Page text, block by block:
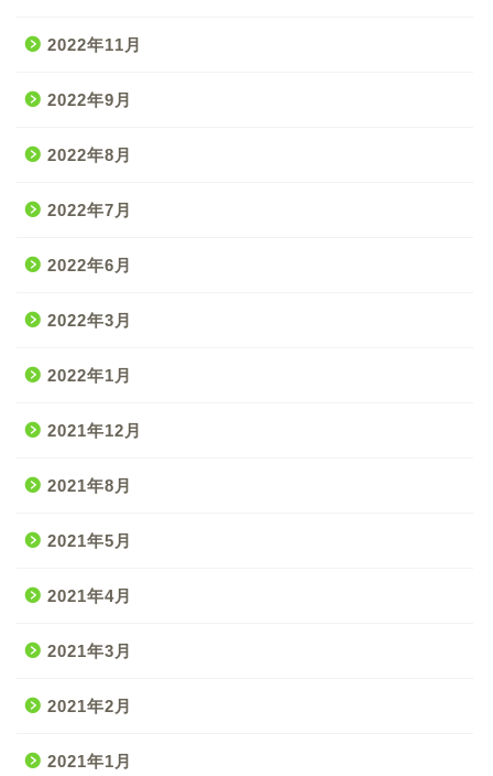
2022年11月
2022年9月
2022年8月
2022年7月
2022年6月
2022年3月
2022年1月
2021年12月
2021年8月
2021年5月
2021年4月
2021年3月
2021年2月
2021年1月